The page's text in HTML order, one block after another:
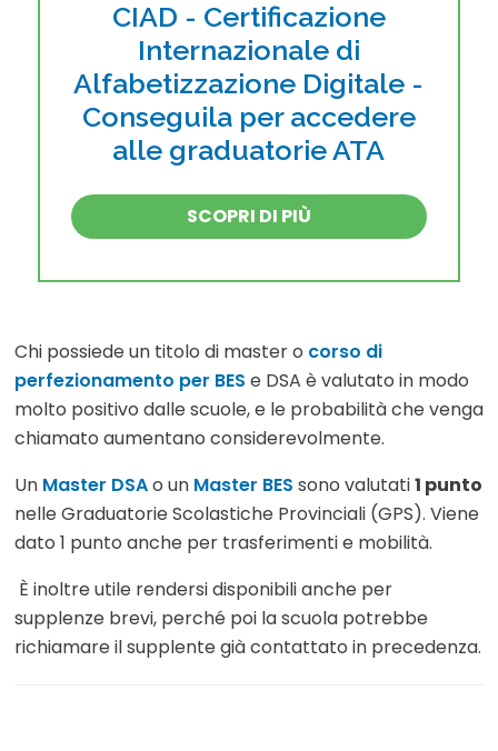
CIAD - Certificazione
Internazionale di
Alfabetizzazione Digitale -
Conseguila per accedere
alle graduatorie ATA
SCOPRI DI PIÙ
Chi possiede un titolo di master o corso di
perfezionamento per BES e DSA è valutato in modo
molto positivo dalle scuole, e le probabilità che venga
chiamato aumentano considerevolmente.
Un Master DSAo un Master BES sono valutati1 punto
nelle Graduatorie Scolastiche Provinciali (GPS). Viene
dato 1 punto anche per trasferimenti e mobilità.
È inoltre utile rendersi disponibili anche per
supplenze brevi, perché poi la scuola potrebbe
richiamare il supplente già contattato in precedenza.